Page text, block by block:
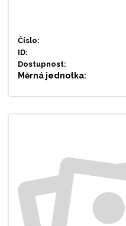
Číslo:
ID:
Dostupnost:
Měrná jednotka: